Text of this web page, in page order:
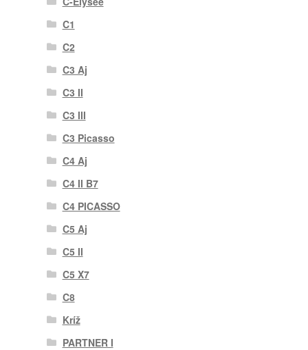
C1
C2
C3 Aj
C3 II
C3 III
C3 Picasso
C4 Aj
C4 II B7
C4 PICASSO
C5 Aj
C5 II
C5 X7
C8
Kríž
PARTNER I